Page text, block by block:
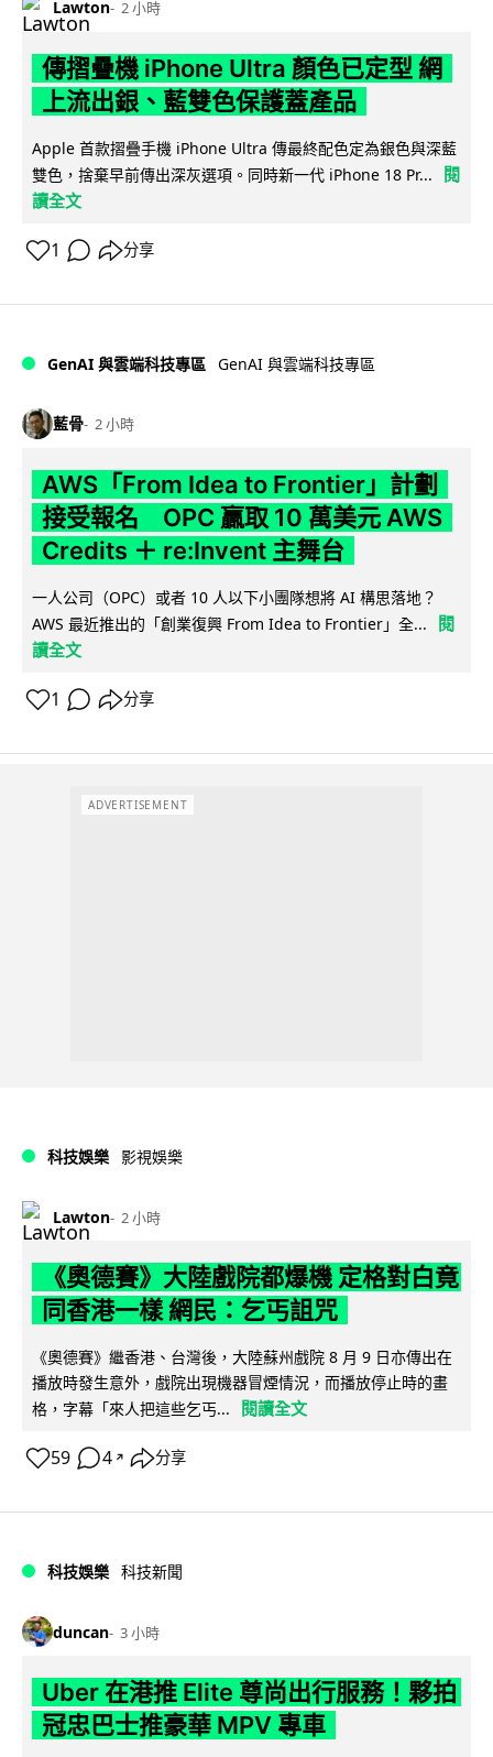
Lawton 2 小時
傳摺疊機 iPhone Ultra 顏色已定型 網
上流出銀、藍雙色保護蓋產品
Apple 首款摺疊手機 iPhone Ultra 傳最終配色定為銀色與深藍
雙色，捨棄早前傳出深灰選項。同時新一代 iPhone 18 Pr...
閱
讀全文
1 分享
GenAI 與雲端科技專區 GenAI 與雲端科技專區
藍骨 2 小時
AWS「From Idea to Frontier」計劃
接受報名 OPC 贏取 10 萬美元 AWS
Credits ＋ re:Invent 主舞台
一人公司（OPC）或者 10 人以下小團隊想將 AI 構思落地？
AWS 最近推出的「創業復興 From Idea to Frontier」全...
閱
讀全文
1 分享
ADVERTISEMENT
科技娛樂 影視娛樂
Lawton 2 小時
《奧德賽》大陸戲院都爆機 定格對白竟
同香港一樣 網民：乞丐詛咒
《奧德賽》繼香港、台灣後，大陸蘇州戲院 8 月 9 日亦傳出在
播放時發生意外，戲院出現機器冒煙情況，而播放停止時的畫
格，字幕「來人把這些乞丐...
閱讀全文
59 4 ↗ 分享
科技娛樂 科技新聞
duncan 3 小時
Uber 在港推 Elite 尊尚出行服務！夥拍
冠忠巴士推豪華 MPV 專車